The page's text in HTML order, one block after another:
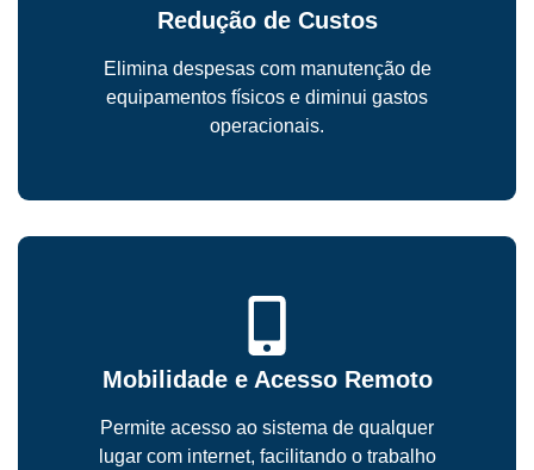
Redução de Custos
Elimina despesas com manutenção de
equipamentos físicos e diminui gastos
operacionais.
Mobilidade e Acesso Remoto
Permite acesso ao sistema de qualquer
lugar com internet, facilitando o trabalho